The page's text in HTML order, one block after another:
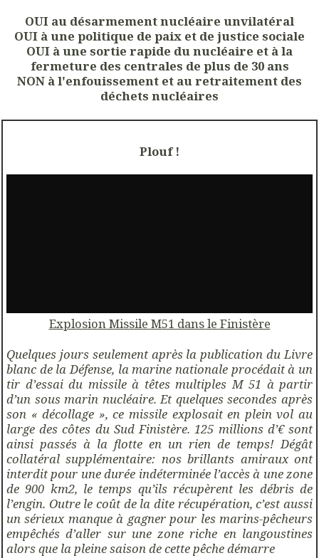
OUI au désarmement nucléaire unvilatéral
OUI à une politique de paix et de justice sociale
OUI à une sortie rapide du nucléaire et à la
fermeture des centrales de plus de 30 ans
NON à l'enfouissement et au retraitement des
déchets nucléaires
Plouf !
Explosion Missile M51 dans le Finistère
Quelques jours seulement après la publication du Livre
blanc de la Défense, la marine nationale procédait à un
tir d’essai du missile à têtes multiples M 51 à partir
d’un sous marin nucléaire. Et quelques secondes après
son « décollage », ce missile explosait en plein vol au
large des côtes du Sud Finistère. 125 millions d’€ sont
ainsi passés à la flotte en un rien de temps! Dégât
collatéral supplémentaire: nos brillants amiraux ont
interdit pour une durée indéterminée l’accès à une zone
de 900 km2, le temps qu’ils récupèrent les débris de
l’engin. Outre le coût de la dite récupération, c’est aussi
un sérieux manque à gagner pour les marins-pêcheurs
empêchés d’aller sur une zone riche en langoustines
alors que la pleine saison de cette pêche démarre